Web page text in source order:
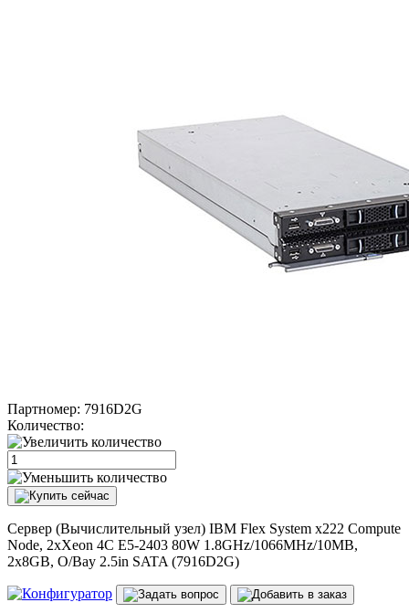
Партномер: 7916D2G
Количество:
Сервер (Вычислительный узел) IBM Flex System x222 Compute
Node, 2xXeon 4C E5-2403 80W 1.8GHz/1066MHz/10MB,
2x8GB, O/Bay 2.5in SATA (7916D2G)